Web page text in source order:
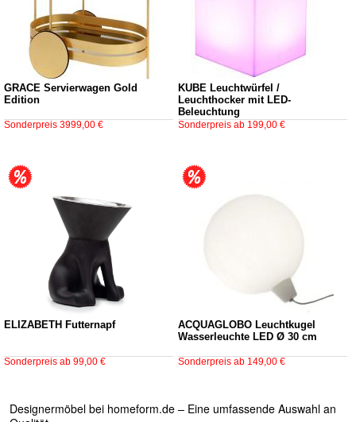
GRACE Servierwagen Gold
Edition
Sonderpreis 3999,00 €
KUBE Leuchtwürfel /
Leuchthocker mit LED-
Beleuchtung
Sonderpreis ab 199,00 €
ELIZABETH Futternapf
Sonderpreis ab 99,00 €
ACQUAGLOBO Leuchtkugel
Wasserleuchte LED Ø 30 cm
Sonderpreis ab 149,00 €
Designermöbel bei homeform.de – Eine umfassende Auswahl an